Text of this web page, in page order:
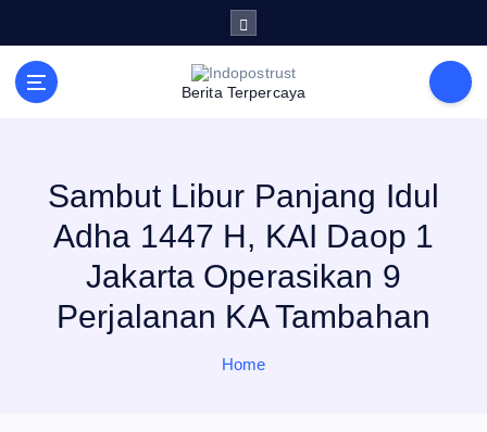
i
Berita Terpercaya
Sambut Libur Panjang Idul
Adha 1447 H, KAI Daop 1
Jakarta Operasikan 9
Perjalanan KA Tambahan
Home